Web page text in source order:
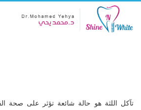
تآكل اللثة هو حالة شائعة تؤثر على صحة